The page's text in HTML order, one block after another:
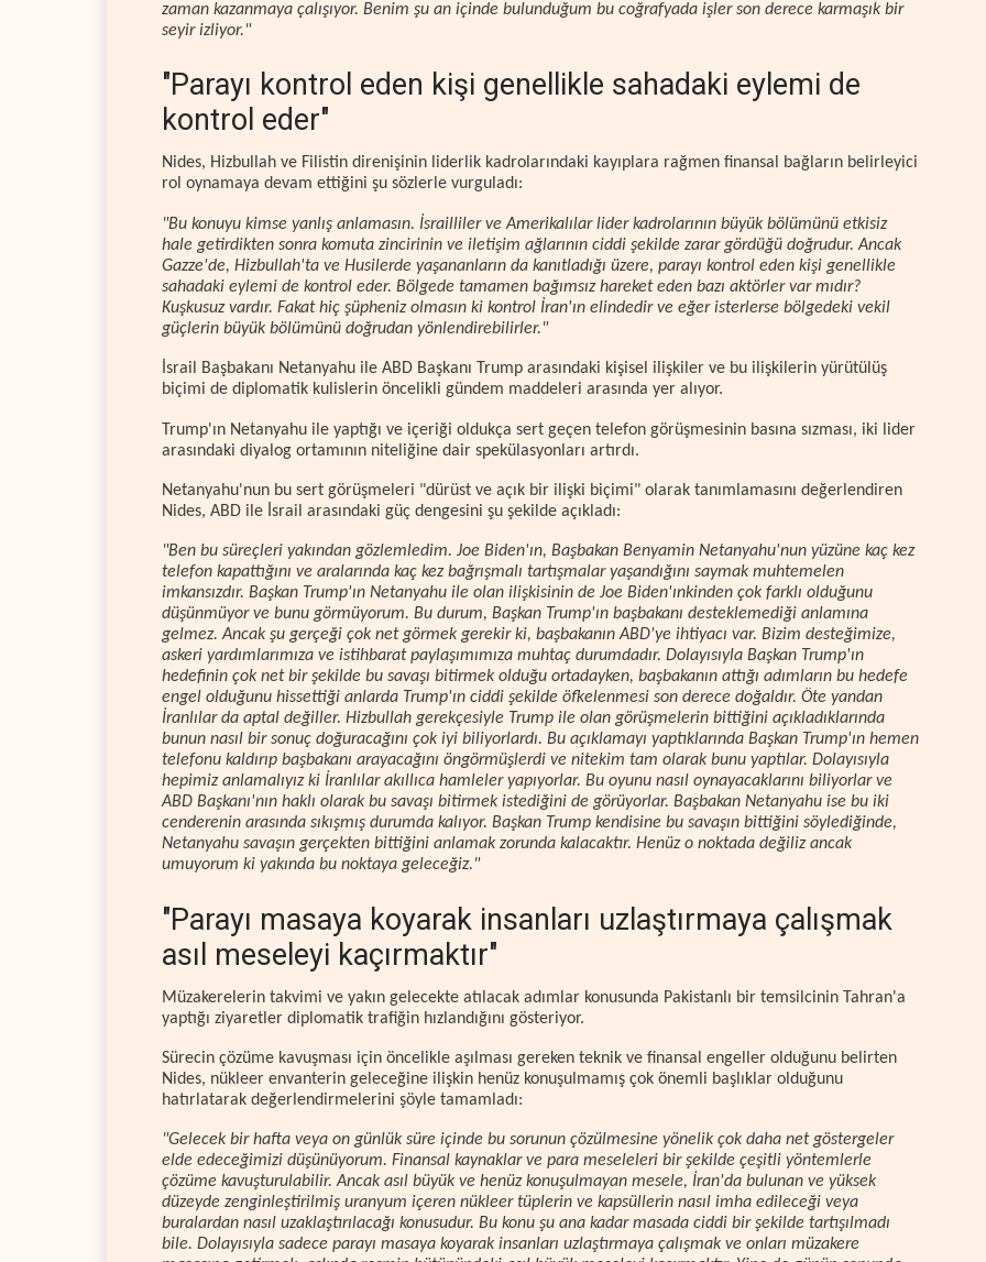
zaman kazanmaya çalışıyor. Benim şu an içinde bulunduğum bu coğrafyada işler son derece karmaşık bir
seyir izliyor."
"Parayı kontrol eden kişi genellikle sahadaki eylemi de
kontrol eder"
Nides, Hizbullah ve Filistin direnişinin liderlik kadrolarındaki kayıplara rağmen finansal bağların belirleyici
rol oynamaya devam ettiğini şu sözlerle vurguladı:
"Bu konuyu kimse yanlış anlamasın. İsrailliler ve Amerikalılar lider kadrolarının büyük bölümünü etkisiz
hale getirdikten sonra komuta zincirinin ve iletişim ağlarının ciddi şekilde zarar gördüğü doğrudur. Ancak
Gazze'de, Hizbullah'ta ve Husilerde yaşananların da kanıtladığı üzere, parayı kontrol eden kişi genellikle
sahadaki eylemi de kontrol eder. Bölgede tamamen bağımsız hareket eden bazı aktörler var mıdır?
Kuşkusuz vardır. Fakat hiç şüpheniz olmasın ki kontrol İran'ın elindedir ve eğer isterlerse bölgedeki vekil
güçlerin büyük bölümünü doğrudan yönlendirebilirler."
İsrail Başbakanı Netanyahu ile ABD Başkanı Trump arasındaki kişisel ilişkiler ve bu ilişkilerin yürütülüş
biçimi de diplomatik kulislerin öncelikli gündem maddeleri arasında yer alıyor.
Trump'ın Netanyahu ile yaptığı ve içeriği oldukça sert geçen telefon görüşmesinin basına sızması, iki lider
arasındaki diyalog ortamının niteliğine dair spekülasyonları artırdı.
Netanyahu'nun bu sert görüşmeleri "dürüst ve açık bir ilişki biçimi" olarak tanımlamasını değerlendiren
Nides, ABD ile İsrail arasındaki güç dengesini şu şekilde açıkladı:
"Ben bu süreçleri yakından gözlemledim. Joe Biden'ın, Başbakan Benyamin Netanyahu'nun yüzüne kaç kez
telefon kapattığını ve aralarında kaç kez bağrışmalı tartışmalar yaşandığını saymak muhtemelen
imkansızdır. Başkan Trump'ın Netanyahu ile olan ilişkisinin de Joe Biden'ınkinden çok farklı olduğunu
düşünmüyor ve bunu görmüyorum. Bu durum, Başkan Trump'ın başbakanı desteklemediği anlamına
gelmez. Ancak şu gerçeği çok net görmek gerekir ki, başbakanın ABD'ye ihtiyacı var. Bizim desteğimize,
askeri yardımlarımıza ve istihbarat paylaşımımıza muhtaç durumdadır. Dolayısıyla Başkan Trump'ın
hedefinin çok net bir şekilde bu savaşı bitirmek olduğu ortadayken, başbakanın attığı adımların bu hedefe
engel olduğunu hissettiği anlarda Trump'ın ciddi şekilde öfkelenmesi son derece doğaldır. Öte yandan
İranlılar da aptal değiller. Hizbullah gerekçesiyle Trump ile olan görüşmelerin bittiğini açıkladıklarında
bunun nasıl bir sonuç doğuracağını çok iyi biliyorlardı. Bu açıklamayı yaptıklarında Başkan Trump'ın hemen
telefonu kaldırıp başbakanı arayacağını öngörmüşlerdi ve nitekim tam olarak bunu yaptılar. Dolayısıyla
hepimiz anlamalıyız ki İranlılar akıllıca hamleler yapıyorlar. Bu oyunu nasıl oynayacaklarını biliyorlar ve
ABD Başkanı'nın haklı olarak bu savaşı bitirmek istediğini de görüyorlar. Başbakan Netanyahu ise bu iki
cenderenin arasında sıkışmış durumda kalıyor. Başkan Trump kendisine bu savaşın bittiğini söylediğinde,
Netanyahu savaşın gerçekten bittiğini anlamak zorunda kalacaktır. Henüz o noktada değiliz ancak
umuyorum ki yakında bu noktaya geleceğiz."
"Parayı masaya koyarak insanları uzlaştırmaya çalışmak
asıl meseleyi kaçırmaktır"
Müzakerelerin takvimi ve yakın gelecekte atılacak adımlar konusunda Pakistanlı bir temsilcinin Tahran'a
yaptığı ziyaretler diplomatik trafiğin hızlandığını gösteriyor.
Sürecin çözüme kavuşması için öncelikle aşılması gereken teknik ve finansal engeller olduğunu belirten
Nides, nükleer envanterin geleceğine ilişkin henüz konuşulmamış çok önemli başlıklar olduğunu
hatırlatarak değerlendirmelerini şöyle tamamladı:
"Gelecek bir hafta veya on günlük süre içinde bu sorunun çözülmesine yönelik çok daha net göstergeler
elde edeceğimizi düşünüyorum. Finansal kaynaklar ve para meseleleri bir şekilde çeşitli yöntemlerle
çözüme kavuşturulabilir. Ancak asıl büyük ve henüz konuşulmayan mesele, İran'da bulunan ve yüksek
düzeyde zenginleştirilmiş uranyum içeren nükleer tüplerin ve kapsüllerin nasıl imha edileceği veya
buralardan nasıl uzaklaştırılacağı konusudur. Bu konu şu ana kadar masada ciddi bir şekilde tartışılmadı
bile. Dolayısıyla sadece parayı masaya koyarak insanları uzlaştırmaya çalışmak ve onları müzakere